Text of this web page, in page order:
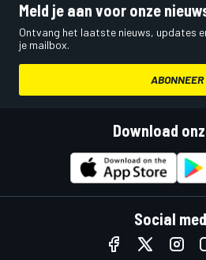
Meld je aan voor onze
Ontvang het laatste nieuws, updates
je mailbox.
ABONNEER
Download
Social